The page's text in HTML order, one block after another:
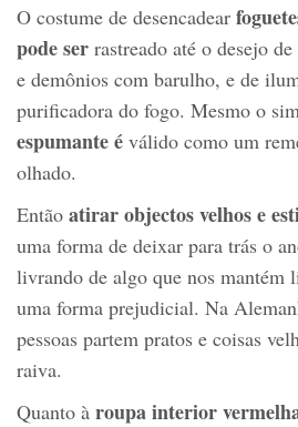
O costume de desencadear
pode ser rastreado até o desejo
e demônios com barulho, e de
purificadora do fogo. Mesmo o
espumante é válido como um
olhado.
Então atirar objectos velhos e
uma forma de deixar para trás o
livrando de algo que nos mantém
uma forma prejudicial. Na
pessoas partem pratos e coisas
raiva.
Quanto à roupa interior